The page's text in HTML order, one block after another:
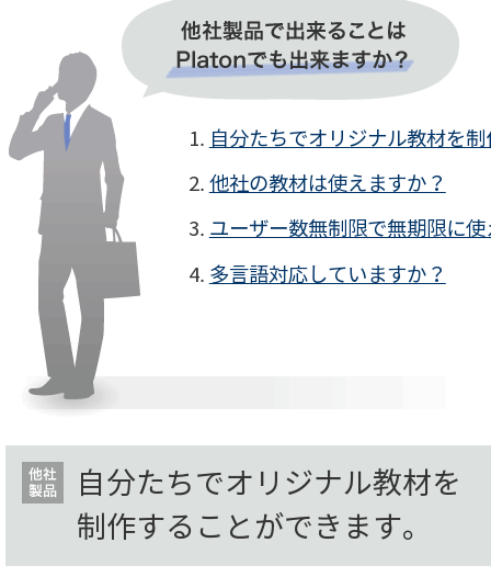
自分たちでオリジナル教材を
他社の教材は使えますか？
ユーザー数無制限で無期限に
多言語対応していますか？
自分たちでオリジナル教材を
制作することができます。